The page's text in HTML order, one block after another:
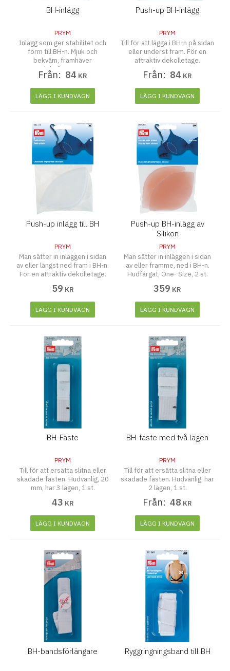
BH-inlägg
PRYM
Inlägg som ger stabilitet och
form till BH-n. Mjuk och
bekväm, framhäver
dekolletagen.
Från: 84 KR
LÄGG I KUNDVAGN
Push-up BH-inlägg
PRYM
Till för att lägga i BH-n på sidan
eller underst fram. För en
attraktiv dekolletage.
Från: 84 KR
LÄGG I KUNDVAGN
Push-up inlägg till BH
PRYM
Man sätter in inläggen i sidan
av eller längst ned fram i BH-n.
För en attraktiv dekolletage.
59 KR
LÄGG I KUNDVAGN
Push-up BH-inlägg av
Silikon
PRYM
Man sätter in inläggen i sidan
av eller framme, ned i BH-n.
Hudfärgat, One- Size, 2 st.
359 KR
LÄGG I KUNDVAGN
BH-Fäste
PRYM
Till för att ersätta slitna eller
skadade fästen. Hudvänlig, 20
mm, har 3 lägen, 1 st.
43 KR
LÄGG I KUNDVAGN
BH-fäste med två lägen
PRYM
Till för att ersätta slitna eller
skadade fästen. Hudvänlig, har
2 lägen, 1 st.
Från: 48 KR
LÄGG I KUNDVAGN
BH-bandsförlängare Ryggringningsband till BH